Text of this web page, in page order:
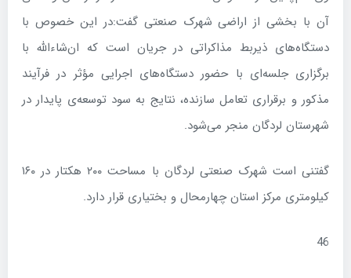
آن با بخشی از اراضی شهرک صنعتی گفت:در این خصوص با
دستگاه‌های ذیربط مذاکراتی در جریان است که ان‌شاءالله با
برگزاری جلسه‌ای با حضور دستگاه‌های اجرایی مؤثر در فرآیند
مذکور و برقراری تعامل سازنده، نتایج به سود توسعه‌ی پایدار در
شهرستان لردگان منجر می‌شود.
گفتنی است شهرک صنعتی لردگان با مساحت ۲۰۰ هکتار در ۱۶۰
کیلومتری مرکز استان چهارمحال و بختیاری قرار دارد.
46